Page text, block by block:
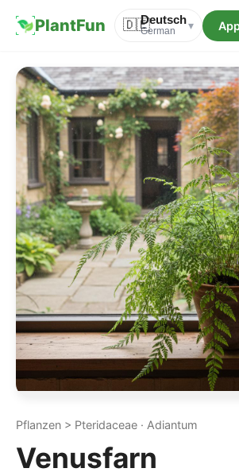
PlantFun 🇩🇪Deutsch
German ▾
Pflanzen > Pteridaceae · Adiantum
Venusfarn